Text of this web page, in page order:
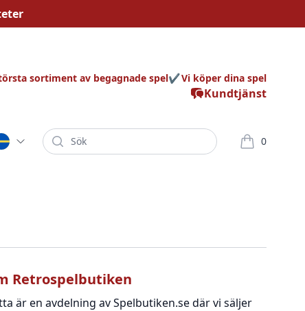
Kundtjänst
sortiment av begagnade spel Vi köper dina spel
Sök 0
varor i
Retrospelbutiken
är en avdelning av Spelbutiken.se där vi säljer